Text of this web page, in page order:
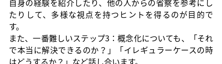
自身の経験を紹介したり、他の人からの省察を参考にし
たりして、多様な視点を持つヒントを得るのが目的で
す。
また、一番難しいステップ3：概念化についても、「それ
で本当に解決できるのか？」「イレギュラーケースの時